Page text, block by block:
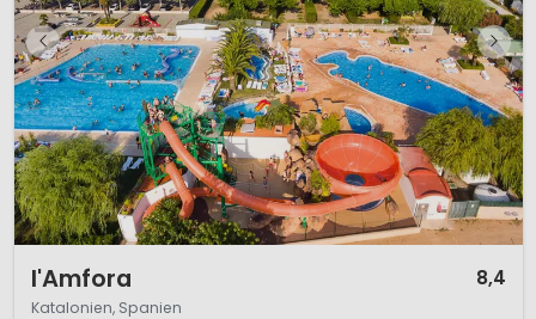
l'Amfora 8,4
Katalonien, Spanien